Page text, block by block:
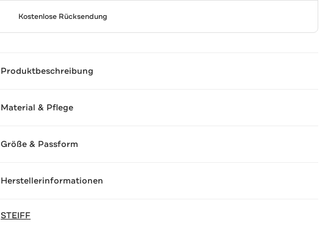
Kostenlose Rücksendung
Produktbeschreibung
Material & Pflege
Größe & Passform
Herstellerinformationen
STEIFF